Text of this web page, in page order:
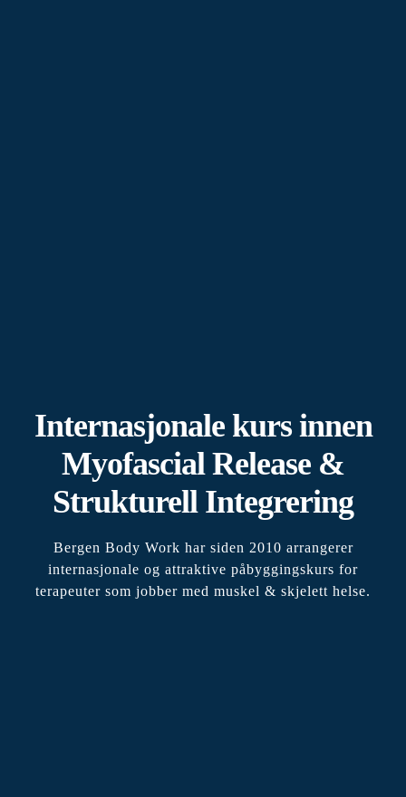
Internasjonale kurs innen
Myofascial Release &
Strukturell Integrering
Bergen Body Work har siden 2010 arrangerer
internasjonale og attraktive påbyggingskurs for
terapeuter som jobber med muskel & skjelett helse.